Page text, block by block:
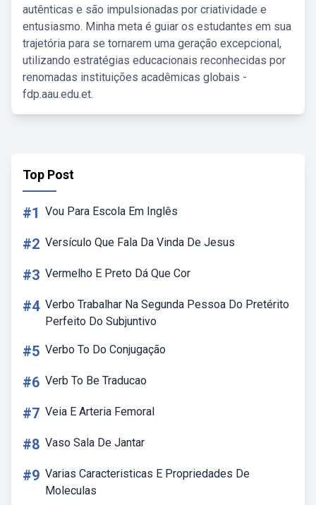
autênticas e são impulsionadas por criatividade e
entusiasmo. Minha meta é guiar os estudantes em sua
trajetória para se tornarem uma geração excepcional,
utilizando estratégias educacionais reconhecidas por
renomadas instituições acadêmicas globais -
fdp.aau.edu.et.
Top Post
#1 Vou Para Escola Em Inglês
#2 Versículo Que Fala Da Vinda De Jesus
#3 Vermelho E Preto Dá Que Cor
#4 Verbo Trabalhar Na Segunda Pessoa Do Pretérito
Perfeito Do Subjuntivo
#5 Verbo To Do Conjugação
#6 Verb To Be Traducao
#7 Veia E Arteria Femoral
#8 Vaso Sala De Jantar
#9 Varias Caracteristicas E Propriedades De
Moleculas